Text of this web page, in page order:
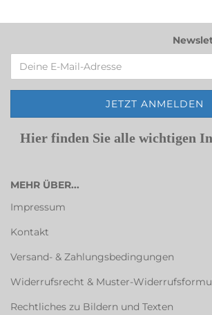
Hier finden Sie alle wichtigen
MEHR ÜBER...
Impressum
Kontakt
Versand- & Zahlungsbedingungen
Widerrufsrecht & Muster-
Rechtliches zu Bildern und Texten